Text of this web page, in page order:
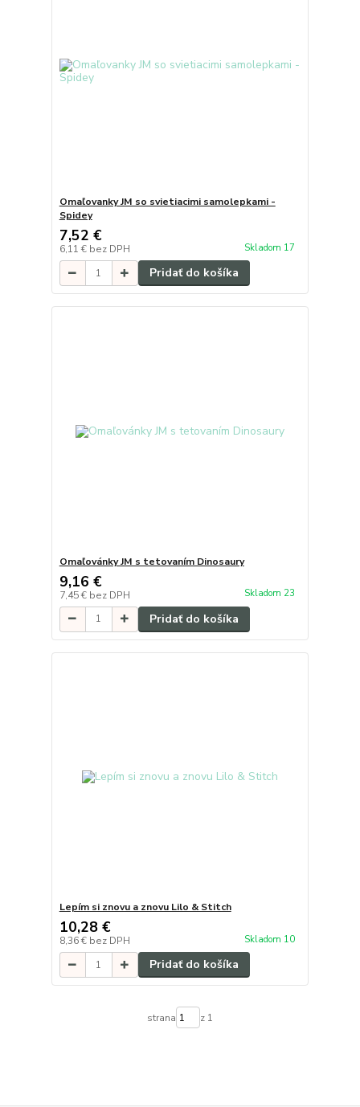
Omaľovanky JM so svietiacimi samolepkami -
Spidey
7,52 €
6,11 € bez DPH Skladom 17
Pridať do košíka
Omaľovánky JM s tetovaním Dinosaury
9,16 €
7,45 € bez DPH Skladom 23
Pridať do košíka
Lepím si znovu a znovu Lilo & Stitch
10,28 €
8,36 € bez DPH Skladom 10
Pridať do košíka
strana z 1